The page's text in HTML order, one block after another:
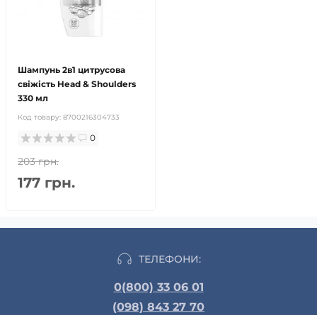
Шампунь 2в1 цитрусова
свіжість Head & Shoulders
330 мл
Код товару: 8700216304733
0
203 грн.
177 грн.
ТЕЛЕФОНИ:
0(800) 33 06 01
(098) 843 27 70